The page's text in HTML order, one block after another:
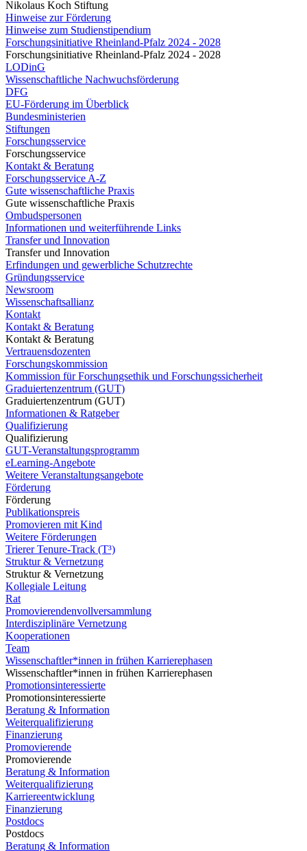
Nikolaus Koch Stiftung
Hinweise zur Förderung
Hinweise zum Studienstipendium
Forschungsinitiative Rheinland-Pfalz 2024 - 2028
Forschungsinitiative Rheinland-Pfalz 2024 - 2028
LODinG
Wissenschaftliche Nachwuchsförderung
DFG
EU-Förderung im Überblick
Bundesministerien
Stiftungen
Forschungsservice
Forschungsservice
Kontakt & Beratung
Forschungsservice A-Z
Gute wissenschaftliche Praxis
Gute wissenschaftliche Praxis
Ombudspersonen
Informationen und weiterführende Links
Transfer und Innovation
Transfer und Innovation
Erfindungen und gewerbliche Schutzrechte
Gründungsservice
Newsroom
Wissenschaftsallianz
Kontakt
Kontakt & Beratung
Kontakt & Beratung
Vertrauensdozenten
Forschungskommission
Kommission für Forschungsethik und Forschungssicherheit
Graduiertenzentrum (GUT)
Graduiertenzentrum (GUT)
Informationen & Ratgeber
Qualifizierung
Qualifizierung
GUT-Veranstaltungsprogramm
eLearning-Angebote
Weitere Veranstaltungsangebote
Förderung
Förderung
Publikationspreis
Promovieren mit Kind
Weitere Förderungen
Trierer Tenure-Track (T³)
Struktur & Vernetzung
Struktur & Vernetzung
Kollegiale Leitung
Rat
Promovierendenvollversammlung
Interdisziplinäre Vernetzung
Kooperationen
Team
Wissenschaftler*innen in frühen Karrierephasen
Wissenschaftler*innen in frühen Karrierephasen
Promotionsinteressierte
Promotionsinteressierte
Beratung & Information
Weiterqualifizierung
Finanzierung
Promovierende
Promovierende
Beratung & Information
Weiterqualifizierung
Karriereentwicklung
Finanzierung
Postdocs
Postdocs
Beratung & Information